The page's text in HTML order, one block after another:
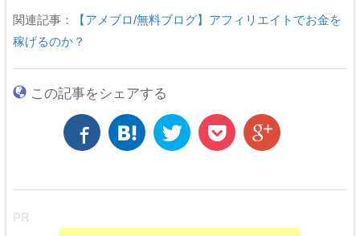
関連記事：
【アメブロ/無料ブログ】アフィリエイトでお金を
稼げるのか？
この記事をシェアする
PR